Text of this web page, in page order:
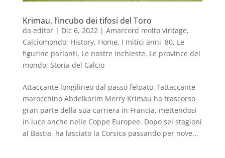
Krimau, l’incubo dei tifosi del Toro
da editor| Dic 6, 2022| Amarcord molto vintage,
Calciomondo, History, Home, I mitici anni '80, Le
figurine parlanti, Le nostre inchieste, Le province del
mondo, Storia del Calcio
Attaccante longilineo dal passo felpato, l’attaccante
marocchino Abdelkarim Merry Krimau ha trascorso
gran parte della sua carriera in Francia, mettendosi
in luce anche nelle Coppe Europee. Dopo sei stagioni
al Bastia, ha lasciato la Corsica passando per nove...